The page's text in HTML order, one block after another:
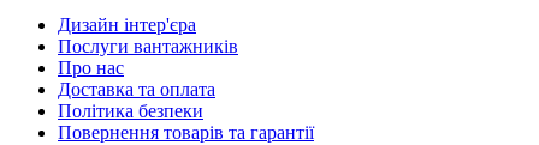
Дизайн інтер'єра
Послуги вантажників
Про нас
Доставка та оплата
Політика безпеки
Повернення товарів та гарантії